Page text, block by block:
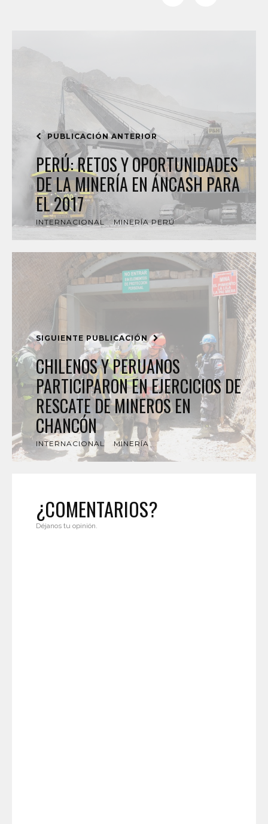
PUBLICACIÓN ANTERIOR
PERÚ: RETOS Y OPORTUNIDADES
DE LA MINERÍA EN ÁNCASH PARA
EL 2017
INTERNACIONAL MINERÍA PERÚ
SIGUIENTE PUBLICACIÓN
CHILENOS Y PERUANOS
PARTICIPARON EN EJERCICIOS DE
RESCATE DE MINEROS EN
CHANCÓN
INTERNACIONAL MINERÍA
¿COMENTARIOS?
Déjanos tu opinión.